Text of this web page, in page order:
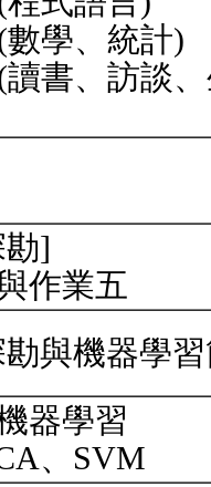
學、統計)
書、訪談
]
作業五
勘與機器學
器學習
、SVM